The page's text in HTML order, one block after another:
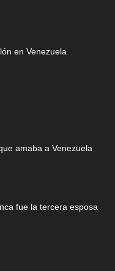
en Venezuela
amaba a Venezuela
fue la tercera esposa